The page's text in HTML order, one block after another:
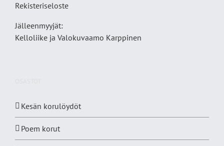
Rekisteriseloste
Jälleenmyyjät:
Kelloliike ja Valokuvaamo Karppinen
Kesän korulöydöt
Poem korut